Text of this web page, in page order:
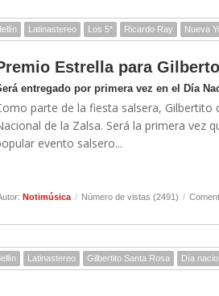
Latinastereo Los 5* Ricardo Ray Nueva
Estrella para
entregado por primera vez en el Día
parte de la fiesta salsera,
de la Zalsa. Será la primera vez
evento salsero...
Notimúsica / Número de vistas (2491) /
Latinastereo Gilbertito Santa Rosa Día